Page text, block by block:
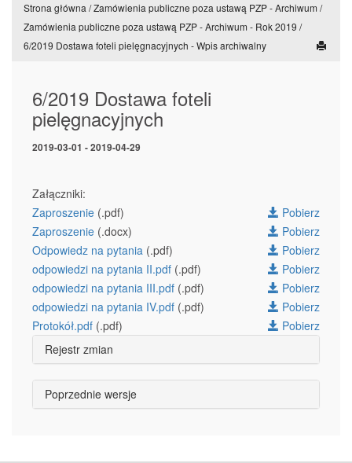
Strona główna /Zamówienia publiczne poza ustawą PZP - Archiwum /
Zamówienia publiczne poza ustawą PZP - Archiwum - Rok 2019 /
6/2019 Dostawa foteli pielęgnacyjnych - Wpis archiwalny
6/2019 Dostawa foteli
pielęgnacyjnych
2019-03-01 - 2019-04-29
Załączniki:
Zaproszenie (.pdf)
Pobierz
Zaproszenie (.docx)
Pobierz
Odpowiedz na pytania (.pdf)
Pobierz
odpowiedzi na pytania II.pdf (.pdf)
Pobierz
odpowiedzi na pytania III.pdf (.pdf)
Pobierz
odpowiedzi na pytania IV.pdf (.pdf)
Pobierz
Protokół.pdf (.pdf)
Pobierz
Rejestr zmian
Poprzednie wersje